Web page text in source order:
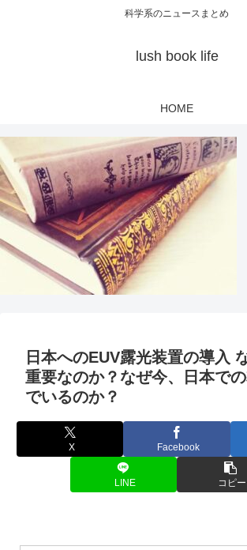
科学系のニュースまとめ
lush book life
HOME
日本へのEUV露光装置の導入
重要なのか？なぜ今、日本で
でいるのか？
X Facebook
LINE コピー